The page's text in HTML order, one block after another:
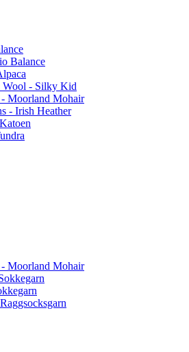
Balance
Wool - Silky Kid
Moorland Mohair
- Irish Heather
Moorland Mohair